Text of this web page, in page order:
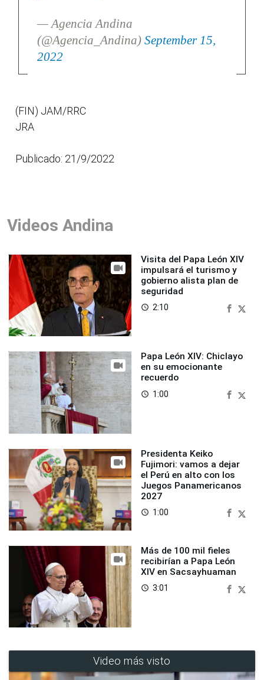
— Agencia Andina
(@Agencia_Andina) September 15,
2022
(FIN) JAM/RRC
JRA
Publicado: 21/9/2022
Videos Andina
Visita del Papa León XIV
impulsará el turismo y
gobierno alista plan de
seguridad
access_time 2:10
Papa León XIV: Chiclayo
en su emocionante
recuerdo
access_time 1:00
Presidenta Keiko
Fujimori: vamos a dejar
el Perú en alto con los
Juegos Panamericanos
2027
access_time 1:00
Más de 100 mil fieles
recibirían a Papa León
XIV en Sacsayhuaman
access_time 3:01
Video más visto